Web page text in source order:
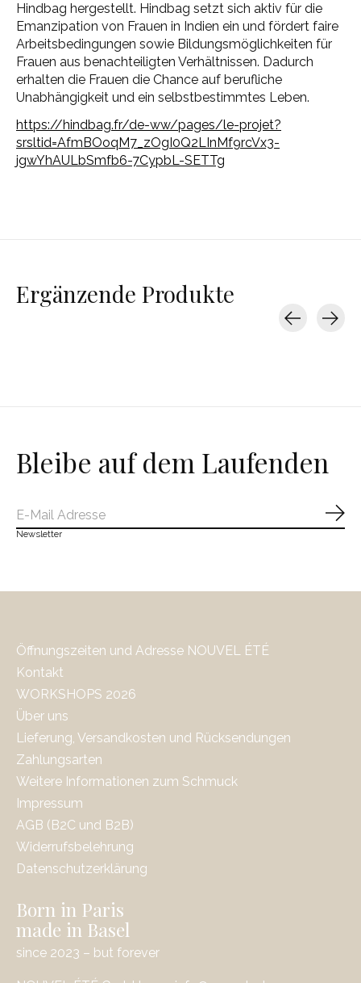
Hindbag hergestellt. Hindbag setzt sich aktiv für die
Emanzipation von Frauen in Indien ein und fördert faire
Arbeitsbedingungen sowie Bildungsmöglichkeiten für
Frauen aus benachteiligten Verhältnissen. Dadurch
erhalten die Frauen die Chance auf berufliche
Unabhängigkeit und ein selbstbestimmtes Leben.
https://hindbag.fr/de-ww/pages/le-projet?
srsltid=AfmBOoqM7_zOgI0Q2LInMf9rcVx3-
jgwYhAULbSmfb6-7CypbL-SETTg
Ergänzende Produkte
Bleibe auf dem Laufenden
Newsletter
Öffnungszeiten und Adresse NOUVEL ÉTÉ
Kontakt
WORKSHOPS 2026
Über uns
Lieferung, Versandkosten und Rücksendungen
Zahlungsarten
Weitere Informationen zum Schmuck
Impressum
AGB (B2C und B2B)
Widerrufsbelehrung
Datenschutzerklärung
Born in Paris
made in Basel
since 2023 – but forever